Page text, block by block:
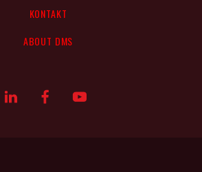
KONTAKT
ABOUT DMS